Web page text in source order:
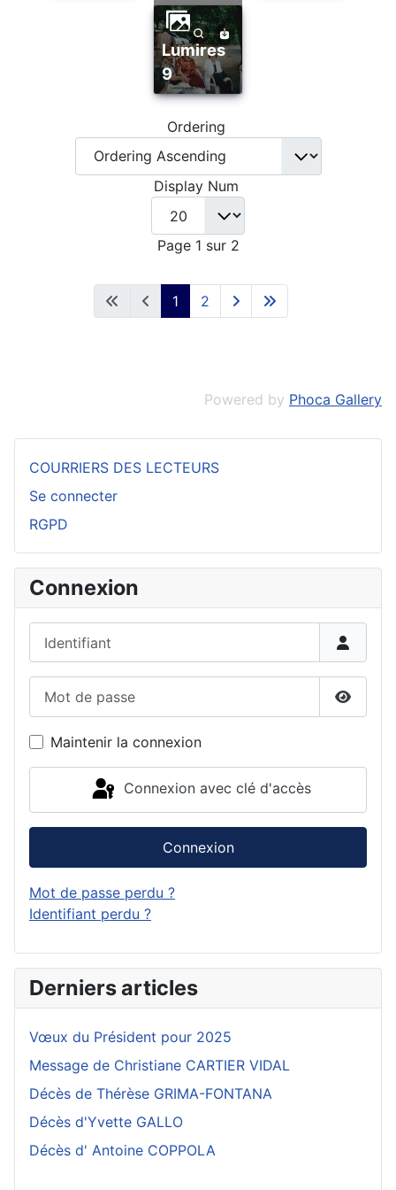
COURRIERS DES LECTEURS
Se connecter
RGPD
Connexion
Maintenir la connexion
Connexion avec clé d'accès
Connexion
Mot de passe perdu ?
Identifiant perdu ?
Derniers articles
Vœux du Président pour 2025
Message de Christiane CARTIER VIDAL
Décès de Thérèse GRIMA-FONTANA
Décès d'Yvette GALLO
Décès d' Antoine COPPOLA
lumires
9
Ordering
Display Num
Page 1 sur 2
1 2
Powered by Phoca Gallery